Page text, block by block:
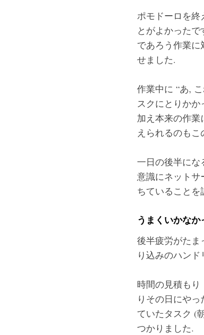
ポモドーロを
とがよかった
であろう作業
せました.
作業中に “あ,
スクにとりかか
加え本来の作
えられるのも
一日の後半にな
意識にネットサ
ちていること
うまくいかなか
後半疲労がたま
り込みのハン
時間の見積も
りその日にや
ていたタスク (
つかりました.